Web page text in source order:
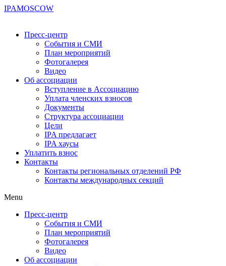
IPAMOSCOW
Пресс-центр
События и СМИ
План мероприятий
Фотогалерея
Видео
Об ассоциации
Вступление в Ассоциацию
Уплата членских взносов
Документы
Структура ассоциации
Цели
IPA предлагает
IPA хаусы
Уплатить взнос
Контакты
Контакты региональных отделений РФ
Контакты международных секций
Menu
Пресс-центр
События и СМИ
План мероприятий
Фотогалерея
Видео
Об ассоциации